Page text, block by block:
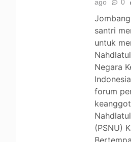
ago
0
santri
untuk
Negara
forum
(PSNU)